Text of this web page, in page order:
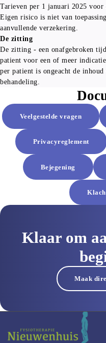
Tarieven per 1 januari 2025 voor
Eigen risico is niet van
aanvullende verzekering.
De zitting
De zitting - een onafgebroken
patient voor een of meer
per patient is ongeacht de
behandeling.
Veelgestelde vragen
Privacyreglement
Bejegening
Klaar om
Maak